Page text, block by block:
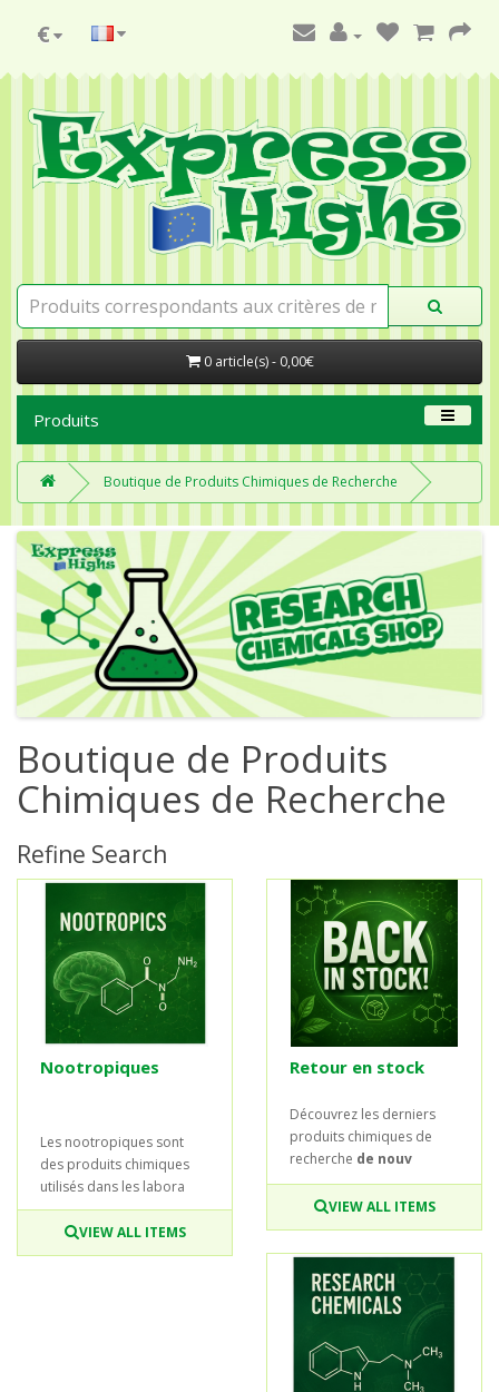
€
0 article(s) - 0,00€
Produits
Boutique de Produits Chimiques de Recherche
Boutique de Produits
Chimiques de Recherche
Refine Search
Nootropiques
Les nootropiques sont
des produits chimiques
utilisés dans les labora
VIEW ALL ITEMS
Retour en stock
Découvrez les derniers
produits chimiques de
recherche de nouv
VIEW ALL ITEMS